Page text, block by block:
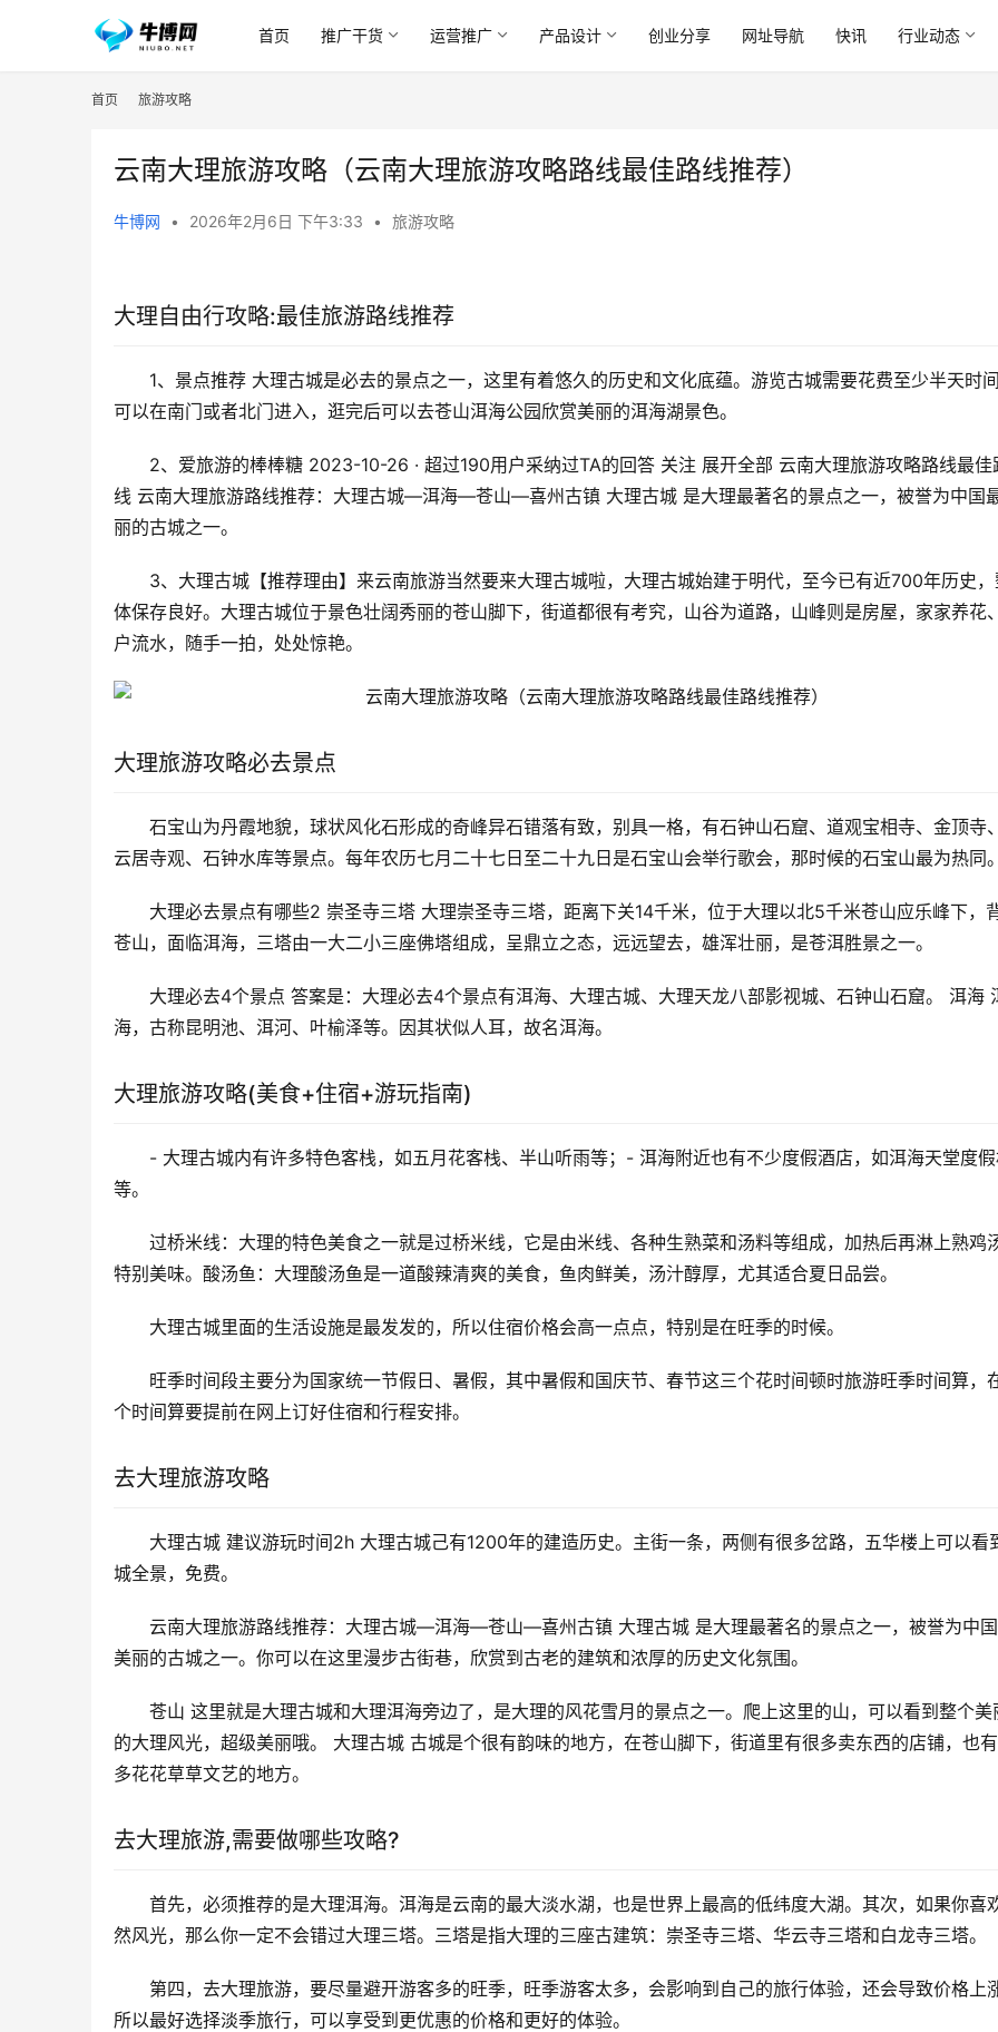
首页 推广干货 运营推广 产品设计 创业分享 网址导航 快讯 行业动态
首页 旅游攻略
云南大理旅游攻略（云南大理旅游攻略路线最佳路线推荐）
牛博网 • 2026年2月6日 下午3:33 • 旅游攻略
大理自由行攻略:最佳旅游路线推荐
1、景点推荐 大理古城是必去的景点之一，这里有着悠久的历史和文化底蕴。游览古城需要花费至少半天时间
可以在南门或者北门进入，逛完后可以去苍山洱海公园欣赏美丽的洱海湖景色。
2、爱旅游的棒棒糖 2023-10-26 · 超过190用户采纳过TA的回答 关注 展开全部 云南大理旅游攻略路线最佳
线 云南大理旅游路线推荐：大理古城—洱海—苍山—喜州古镇 大理古城 是大理最著名的景点之一，被誉为中国
丽的古城之一。
3、大理古城【推荐理由】来云南旅游当然要来大理古城啦，大理古城始建于明代，至今已有近700年历史
体保存良好。大理古城位于景色壮阔秀丽的苍山脚下，街道都很有考究，山谷为道路，山峰则是房屋，家家养花
户流水，随手一拍，处处惊艳。
大理旅游攻略必去景点
石宝山为丹霞地貌，球状风化石形成的奇峰异石错落有致，别具一格，有石钟山石窟、道观宝相寺、金顶寺
云居寺观、石钟水库等景点。每年农历七月二十七日至二十九日是石宝山会举行歌会，那时候的石宝山最为热同。
大理必去景点有哪些2 崇圣寺三塔 大理崇圣寺三塔，距离下关14千米，位于大理以北5千米苍山应乐峰下，
苍山，面临洱海，三塔由一大二小三座佛塔组成，呈鼎立之态，远远望去，雄浑壮丽，是苍洱胜景之一。
大理必去4个景点 答案是：大理必去4个景点有洱海、大理古城、大理天龙八部影视城、石钟山石窟。 洱海
海，古称昆明池、洱河、叶榆泽等。因其状似人耳，故名洱海。
大理旅游攻略(美食+住宿+游玩指南)
- 大理古城内有许多特色客栈，如五月花客栈、半山听雨等；- 洱海附近也有不少度假酒店，如洱海天堂度
等。
过桥米线：大理的特色美食之一就是过桥米线，它是由米线、各种生熟菜和汤料等组成，加热后再淋上熟鸡汤
特别美味。酸汤鱼：大理酸汤鱼是一道酸辣清爽的美食，鱼肉鲜美，汤汁醇厚，尤其适合夏日品尝。
大理古城里面的生活设施是最发发的，所以住宿价格会高一点点，特别是在旺季的时候。
旺季时间段主要分为国家统一节假日、暑假，其中暑假和国庆节、春节这三个花时间顿时旅游旺季时间算，
个时间算要提前在网上订好住宿和行程安排。
去大理旅游攻略
大理古城 建议游玩时间2h 大理古城己有1200年的建造历史。主街一条，两侧有很多岔路，五华楼上可以看
城全景，免费。
云南大理旅游路线推荐：大理古城—洱海—苍山—喜州古镇 大理古城 是大理最著名的景点之一，被誉为中
美丽的古城之一。你可以在这里漫步古街巷，欣赏到古老的建筑和浓厚的历史文化氛围。
苍山 这里就是大理古城和大理洱海旁边了，是大理的风花雪月的景点之一。爬上这里的山，可以看到整个美
的大理风光，超级美丽哦。 大理古城 古城是个很有韵味的地方，在苍山脚下，街道里有很多卖东西的店铺，也
多花花草草文艺的地方。
去大理旅游,需要做哪些攻略?
首先，必须推荐的是大理洱海。洱海是云南的最大淡水湖，也是世界上最高的低纬度大湖。其次，如果你喜
然风光，那么你一定不会错过大理三塔。三塔是指大理的三座古建筑：崇圣寺三塔、华云寺三塔和白龙寺三塔。
第四，去大理旅游，要尽量避开游客多的旺季，旺季游客太多，会影响到自己的旅行体验，还会导致价格上涨
所以最好选择淡季旅行，可以享受到更优惠的价格和更好的体验。